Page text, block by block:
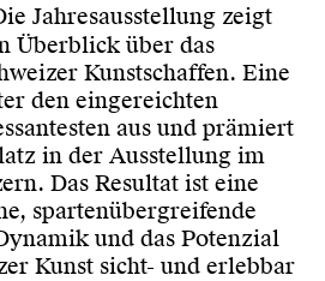
Jahresausstellung zeigt
Überblick über das
Kunstschaffen. Eine
den eingereichten
aus und prämiert
in der Ausstellung im
Das Resultat ist eine
spartenübergreifende
und das Potenzial
Kunst sicht- und erlebbar